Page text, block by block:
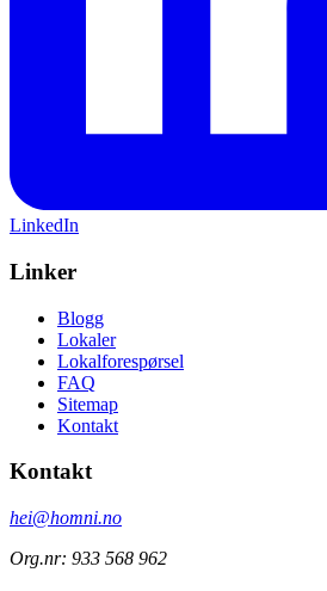
LinkedIn
Linker
Blogg
Lokaler
Lokalforespørsel
FAQ
Sitemap
Kontakt
Kontakt
hei@homni.no
Org.nr: 933 568 962